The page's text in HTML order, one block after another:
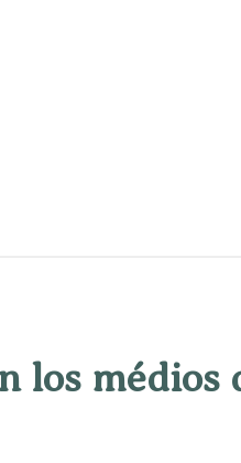
los médios